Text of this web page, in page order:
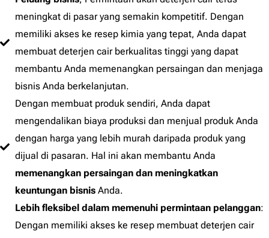
meningkat di pasar yang semakin kompetitif. Dengan
memiliki akses ke resep kimia yang tepat, Anda dapat
membuat deterjen cair berkualitas tinggi yang dapat
membantu Anda memenangkan persaingan dan menjaga
bisnis Anda berkelanjutan.
Dengan membuat produk sendiri, Anda dapat
mengendalikan biaya produksi dan menjual produk Anda
dengan harga yang lebih murah daripada produk yang
dijual di pasaran. Hal ini akan membantu Anda
memenangkan persaingan dan meningkatkan
keuntungan bisnis Anda.
Lebih fleksibel dalam memenuhi permintaan pelanggan:
Dengan memiliki akses ke resep membuat deterjen cair